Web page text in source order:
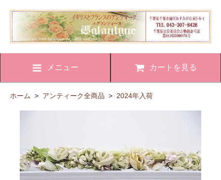
メニュー カートを見る
ホーム > アンティーク全商品 > 2024年入荷